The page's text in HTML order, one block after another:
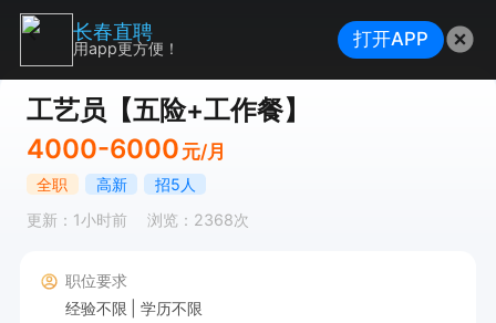
工艺员【五险+工作餐】
4000-6000 元/月
全职 高新
招5人
更新：1小时前
浏览：2368次
职位要求
经验不限
学历不限
长春直聘
用app更方便！ 打开APP